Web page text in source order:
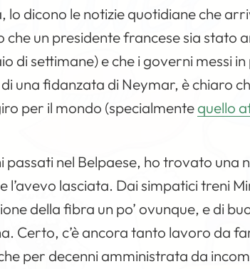
lo dicono le notizie quotidiane che
che un presidente francese sia stato
di settimane) e che i governi messi
una fidanzata di Neymar, è chiaro
per il mondo (specialmentequello
passati nel Belpaese, ho trovato una
lasciata. Dai simpatici treni
della fibra un po’ ovunque, e di
Certo, c’è ancora tanto lavoro da
per decenni amministrata da